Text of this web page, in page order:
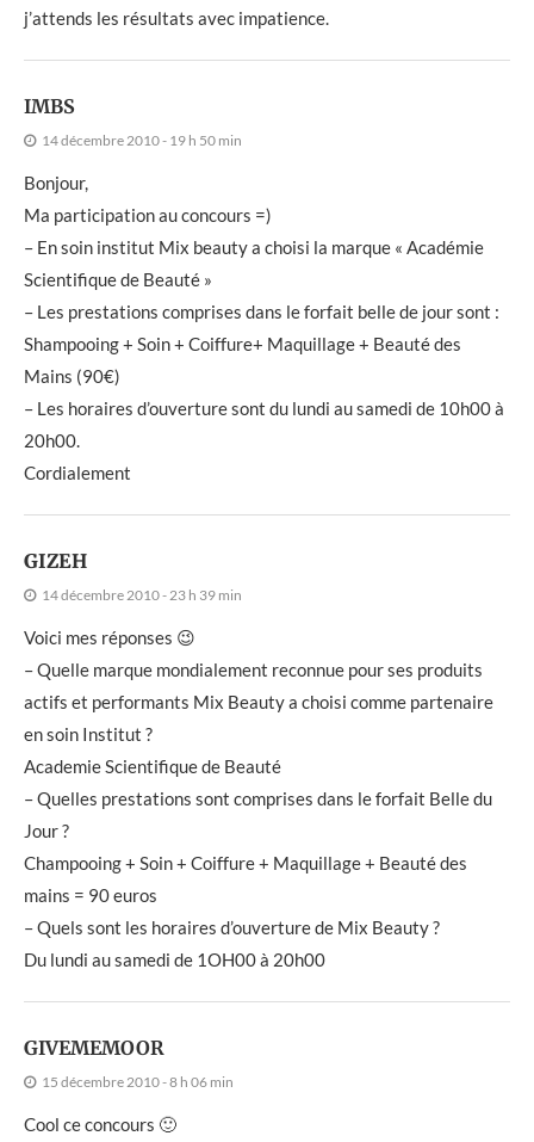
j’attends les résultats avec impatience.
IMBS
14 décembre 2010 - 19 h 50 min
Bonjour,
Ma participation au concours =)
– En soin institut Mix beauty a choisi la marque « Académie
Scientifique de Beauté »
– Les prestations comprises dans le forfait belle de jour sont :
Shampooing + Soin + Coiffure+ Maquillage + Beauté des
Mains (90€)
– Les horaires d’ouverture sont du lundi au samedi de 10h00 à
20h00.
Cordialement
GIZEH
14 décembre 2010 - 23 h 39 min
Voici mes réponses 😉
– Quelle marque mondialement reconnue pour ses produits
actifs et performants Mix Beauty a choisi comme partenaire
en soin Institut ?
Academie Scientifique de Beauté
– Quelles prestations sont comprises dans le forfait Belle du
Jour ?
Champooing + Soin + Coiffure + Maquillage + Beauté des
mains = 90 euros
– Quels sont les horaires d’ouverture de Mix Beauty ?
Du lundi au samedi de 1OH00 à 20h00
GIVEMEMOOR
15 décembre 2010 - 8 h 06 min
Cool ce concours 🙂